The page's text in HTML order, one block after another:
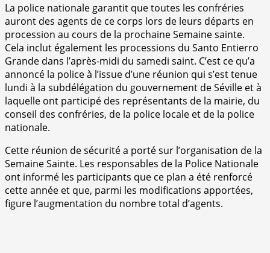
La police nationale garantit que toutes les confréries
auront des agents de ce corps lors de leurs départs en
procession au cours de la prochaine Semaine sainte.
Cela inclut également les processions du Santo Entierro
Grande dans l’après-midi du samedi saint. C’est ce qu’a
annoncé la police à l’issue d’une réunion qui s’est tenue
lundi à la subdélégation du gouvernement de Séville et à
laquelle ont participé des représentants de la mairie, du
conseil des confréries, de la police locale et de la police
nationale.
Cette réunion de sécurité a porté sur l’organisation de la
Semaine Sainte. Les responsables de la Police Nationale
ont informé les participants que ce plan a été renforcé
cette année et que, parmi les modifications apportées,
figure l’augmentation du nombre total d’agents.